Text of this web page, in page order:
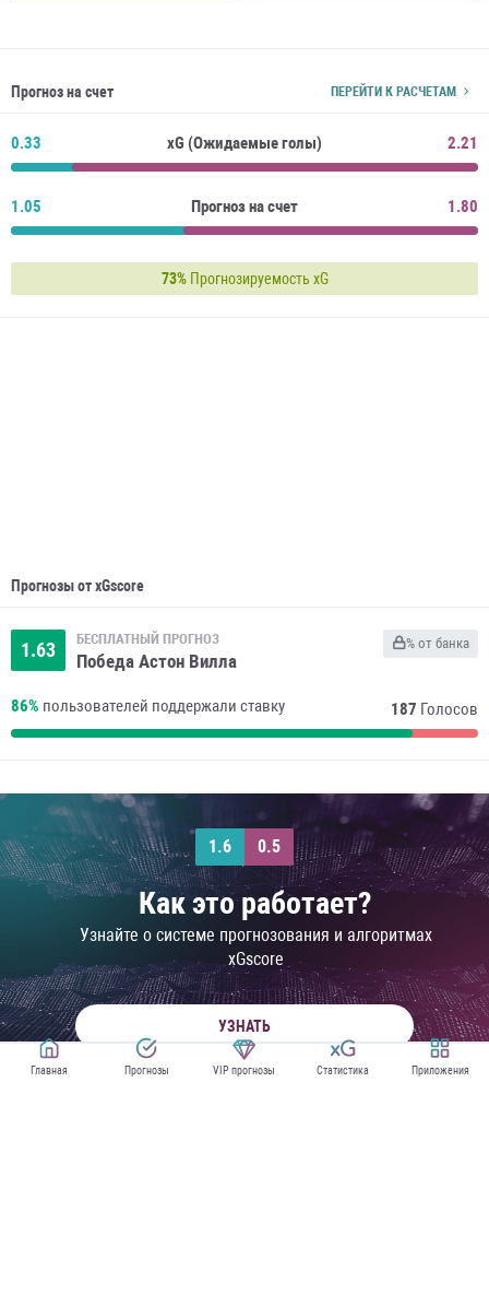
Прогноз на счет ПЕРЕЙТИ К РАСЧЕТАМ
0.33 xG (Ожидаемые голы) 2.21
1.05 Прогноз на счет 1.80
73%Прогнозируемость xG
Прогнозы от xGscore
1.63 БЕСПЛАТНЫЙ ПРОГНОЗ
Победа Астон Вилла
% от банка
86% пользователей поддержали ставку 187 Голосов
1.6 0.5
Как это работает?
Узнайте о системе прогнозования и алгоритмах
xGscore
УЗНАТЬ
Главная Прогнозы VIP прогнозы Статистика Приложения